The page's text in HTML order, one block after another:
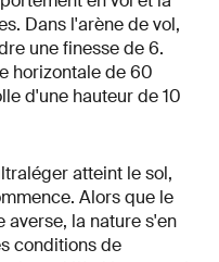
Dans l'arène de vol,
une finesse de 6.
horizontale de 60
d'une hauteur de 10
atteint le sol,
Alors que le
la nature s'en
conditions de